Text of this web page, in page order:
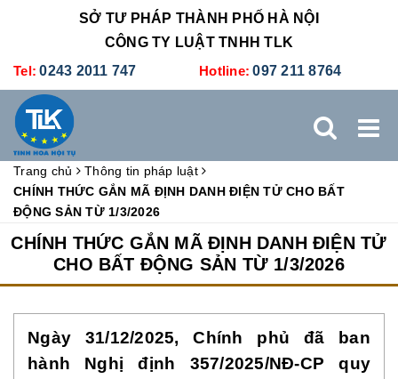
SỞ TƯ PHÁP THÀNH PHỐ HÀ NỘI
CÔNG TY LUẬT TNHH TLK
Tel: 0243 2011 747 Hotline: 097 211 8764
TRANG CHỦ GIỚI THIỆU DỊCH VỤ PHÁP LÝ
DỊCH VỤ KẾ TOÁN - THUẾ XÚC TIẾN THƯƠNG MẠI
Trang chủ
Thông tin pháp luật
CHÍNH THỨC GẮN MÃ ĐỊNH DANH ĐIỆN TỬ CHO BẤT
ĐỘNG SẢN TỪ 1/3/2026
CHÍNH THỨC GẮN MÃ ĐỊNH DANH ĐIỆN TỬ
CHO BẤT ĐỘNG SẢN TỪ 1/3/2026
Ngày 31/12/2025, Chính phủ đã ban
hành Nghị định 357/2025/NĐ-CP quy